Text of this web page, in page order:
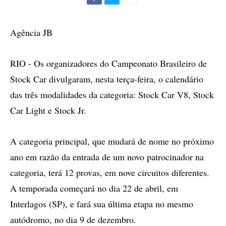
Agência JB
RIO - Os organizadores do Campeonato Brasileiro de
Stock Car divulgaram, nesta terça-feira, o calendário
das três modalidades da categoria: Stock Car V8, Stock
Car Light e Stock Jr.
A categoria principal, que mudará de nome no próximo
ano em razão da entrada de um novo patrocinador na
categoria, terá 12 provas, em nove circuitos diferentes.
A temporada começará no dia 22 de abril, em
Interlagos (SP), e fará sua última etapa no mesmo
autódromo, no dia 9 de dezembro.